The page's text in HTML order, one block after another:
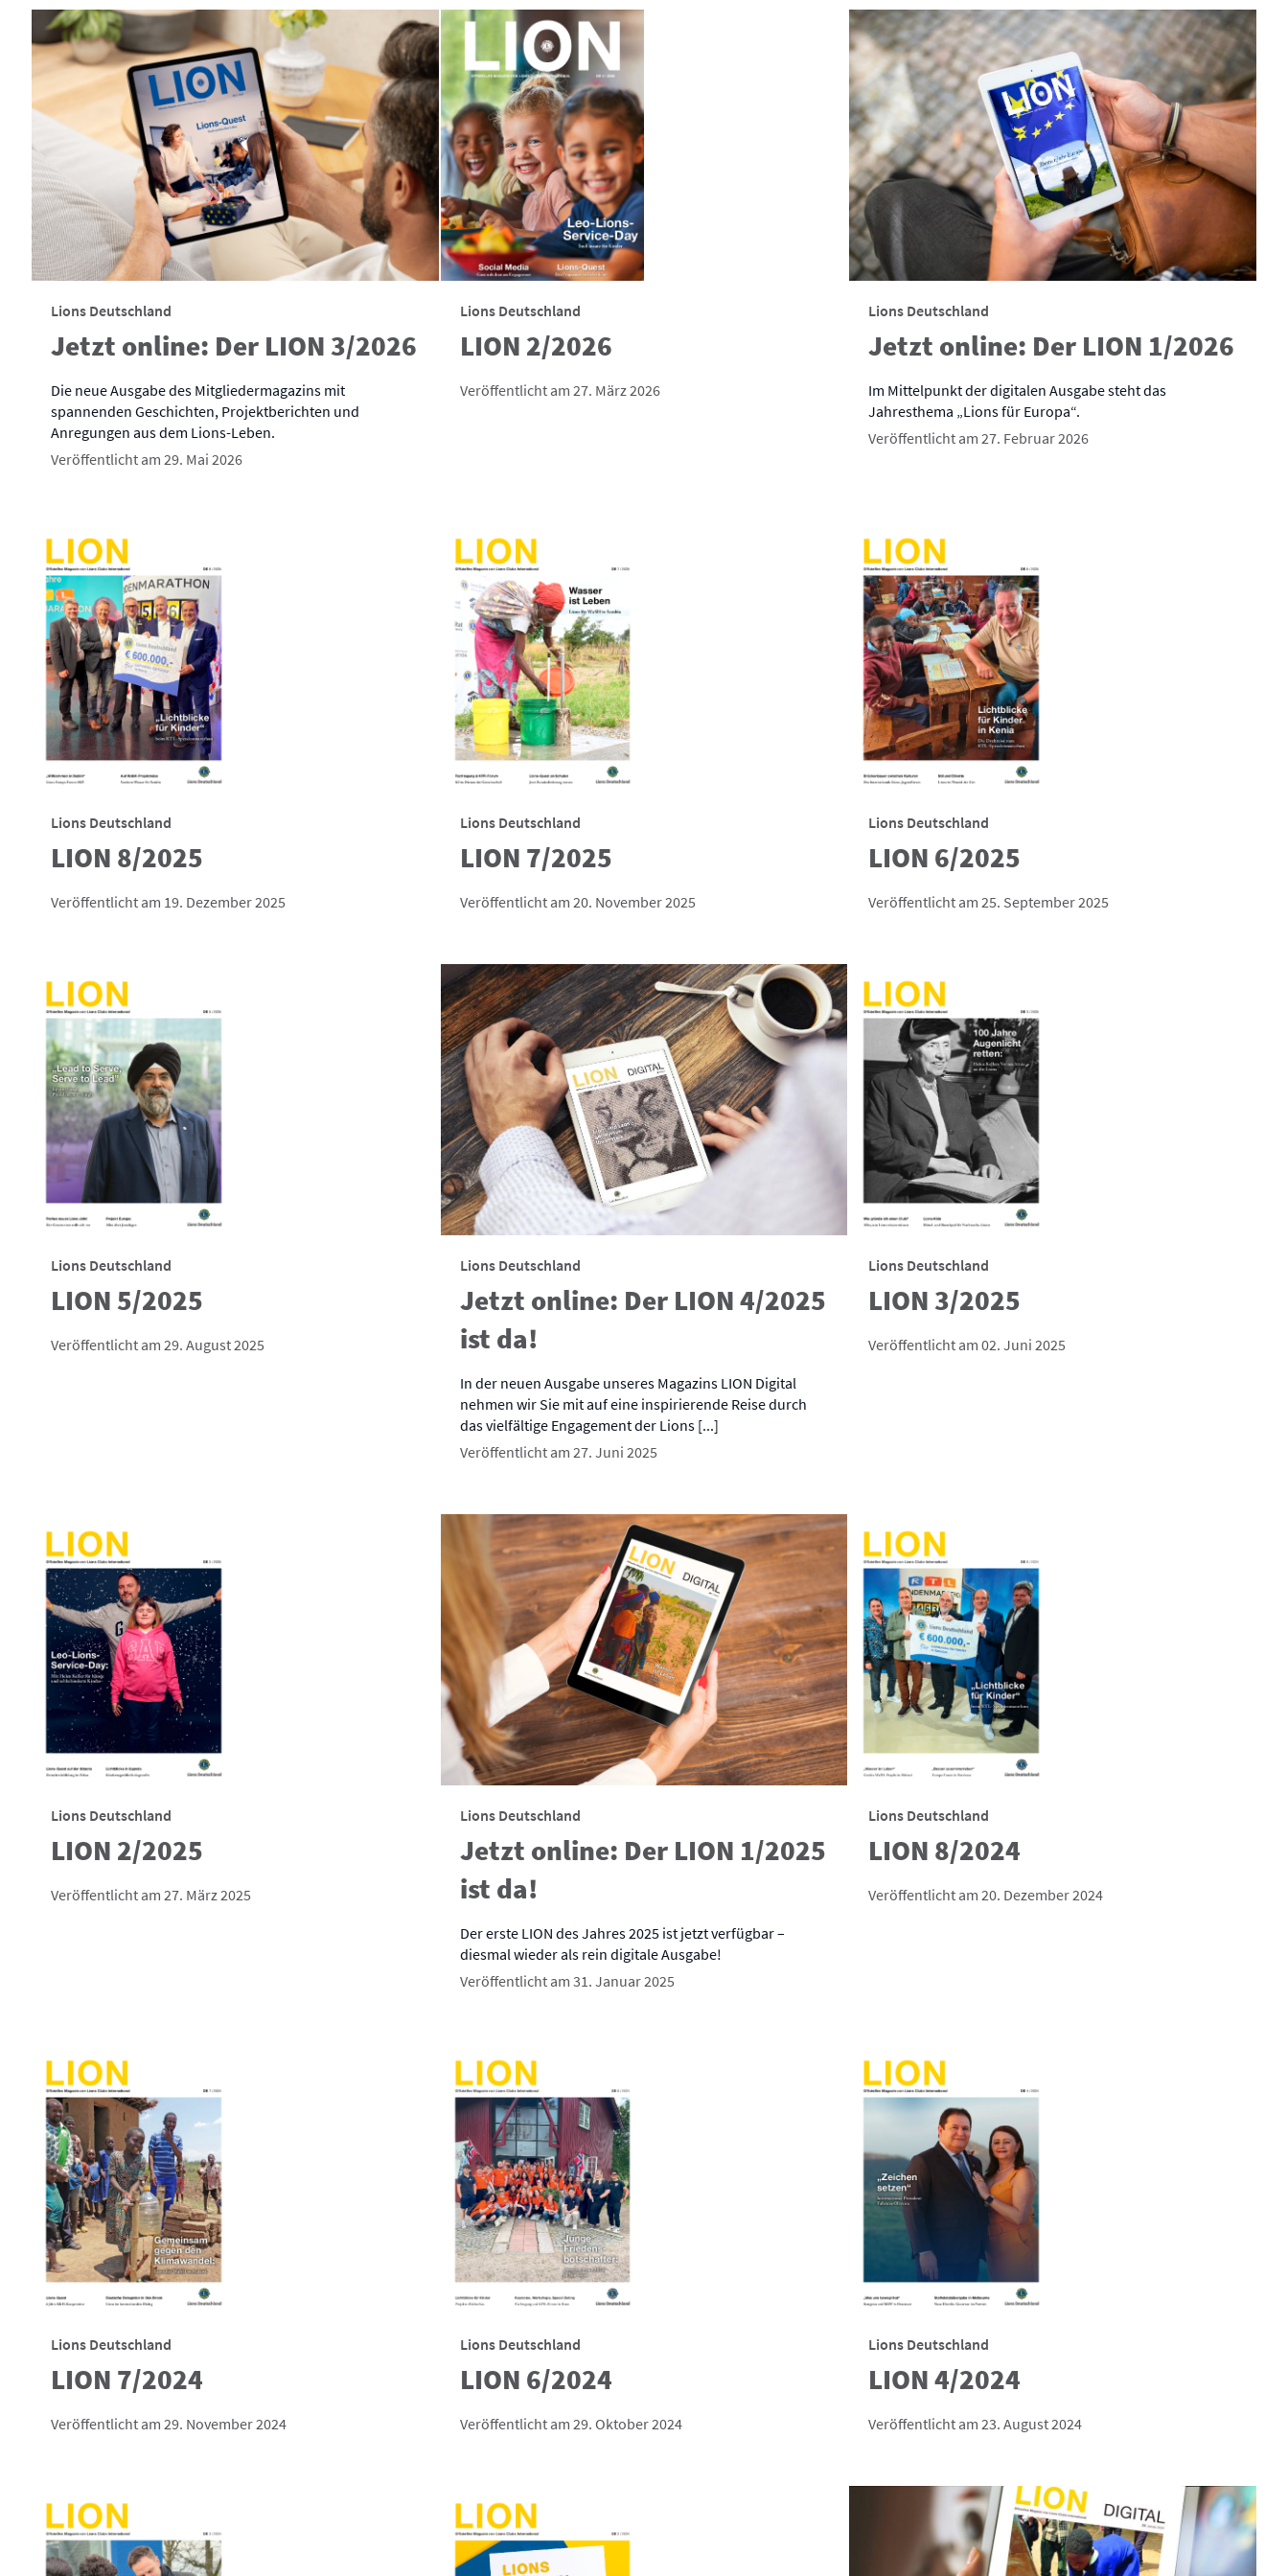
Lions Deutschland
Jetzt online: Der LION 3/2026
Die neue Ausgabe des Mitgliedermagazins mit
spannenden Geschichten, Projektberichten und
Anregungen aus dem Lions-Leben.
Veröffentlicht am 29. Mai 2026
Lions Deutschland
LION 2/2026
Veröffentlicht am 27. März 2026
Lions Deutschland
Jetzt online: Der LION 1/2026
Im Mittelpunkt der digitalen Ausgabe steht das
Jahresthema „Lions für Europa“.
Veröffentlicht am 27. Februar 2026
Lions Deutschland
LION 8/2025
Veröffentlicht am 19. Dezember 2025
Lions Deutschland
LION 7/2025
Veröffentlicht am 20. November 2025
Lions Deutschland
LION 6/2025
Veröffentlicht am 25. September 2025
Lions Deutschland
LION 5/2025
Veröffentlicht am 29. August 2025
Lions Deutschland
Jetzt online: Der LION 4/2025
ist da!
In der neuen Ausgabe unseres Magazins LION Digital
nehmen wir Sie mit auf eine inspirierende Reise durch
das vielfältige Engagement der Lions [...]
Veröffentlicht am 27. Juni 2025
Lions Deutschland
LION 3/2025
Veröffentlicht am 02. Juni 2025
Lions Deutschland
LION 2/2025
Veröffentlicht am 27. März 2025
Lions Deutschland
Jetzt online: Der LION 1/2025
ist da!
Der erste LION des Jahres 2025 ist jetzt verfügbar –
diesmal wieder als rein digitale Ausgabe!
Veröffentlicht am 31. Januar 2025
Lions Deutschland
LION 8/2024
Veröffentlicht am 20. Dezember 2024
Lions Deutschland
LION 7/2024
Veröffentlicht am 29. November 2024
Lions Deutschland
LION 6/2024
Veröffentlicht am 29. Oktober 2024
Lions Deutschland
LION 4/2024
Veröffentlicht am 23. August 2024